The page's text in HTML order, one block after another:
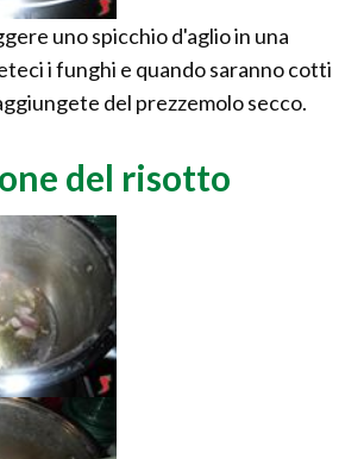
uno spicchio d'aglio in una
i funghi e quando saranno cotti
del prezzemolo secco.
del risotto